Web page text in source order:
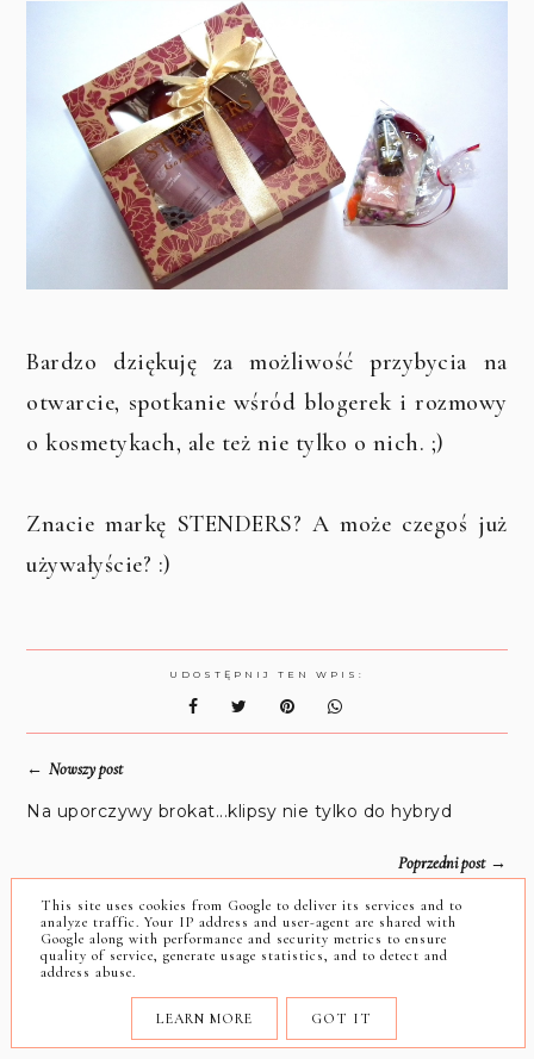
Bardzo dziękuję za możliwość przybycia na
otwarcie, spotkanie wśród blogerek i rozmowy
o kosmetykach, ale też nie tylko o nich. ;)
Znacie markę STENDERS? A może czegoś już
używałyście? :)
UDOSTĘPNIJ TEN WPIS:
←Nowszy post
Na uporczywy brokat...klipsy nie tylko do hybryd
Poprzedni post→
My Secret, Hot Colors: Shake Colors & Revolt
Againts The Nude
Może zainteresuje Cię też:
This site uses cookies from Google to deliver its services and to
analyze traffic. Your IP address and user-agent are shared with
Google along with performance and security metrics to ensure
quality of service, generate usage statistics, and to detect and
address abuse.
LEARN MORE GOT IT